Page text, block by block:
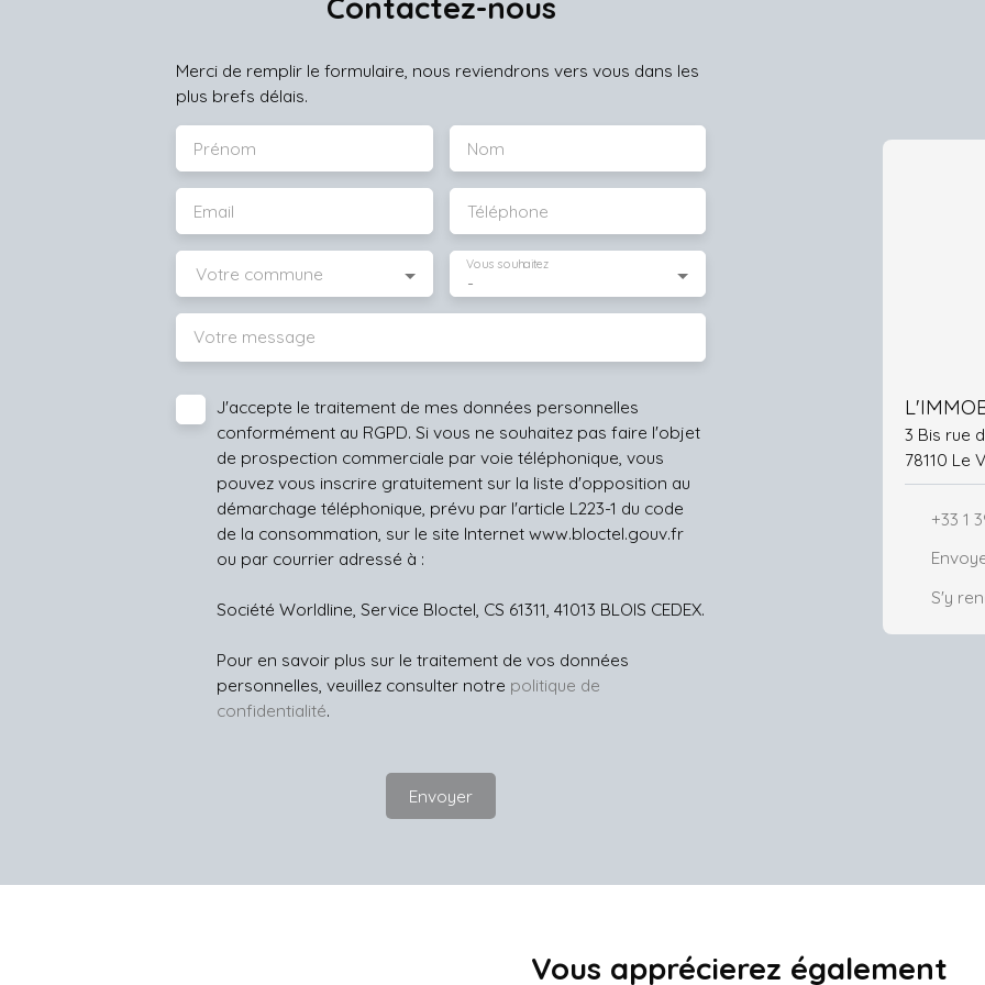
Contactez-nous
Merci de remplir le formulaire, nous reviendrons vers vous dans les
plus brefs délais.
Prénom Nom
Email Téléphone
Votre commune -
Vous souhaitez
Votre message
J'accepte le traitement de mes données personnelles
conformément au RGPD. Si vous ne souhaitez pas faire l'objet
de prospection commerciale par voie téléphonique, vous
pouvez vous inscrire gratuitement sur la liste d'opposition au
démarchage téléphonique, prévu par l'article L223-1 du code
de la consommation, sur le site Internet www.bloctel.gouv.fr
ou par courrier adressé à :
Société Worldline, Service Bloctel, CS 61311, 41013 BLOIS CEDEX.
Pour en savoir plus sur le traitement de vos données
personnelles, veuillez consulter notre politique de
confidentialité.
Envoyer
3 Bis rue
78110 Le
+33 1
S'y
Vous apprécierez également